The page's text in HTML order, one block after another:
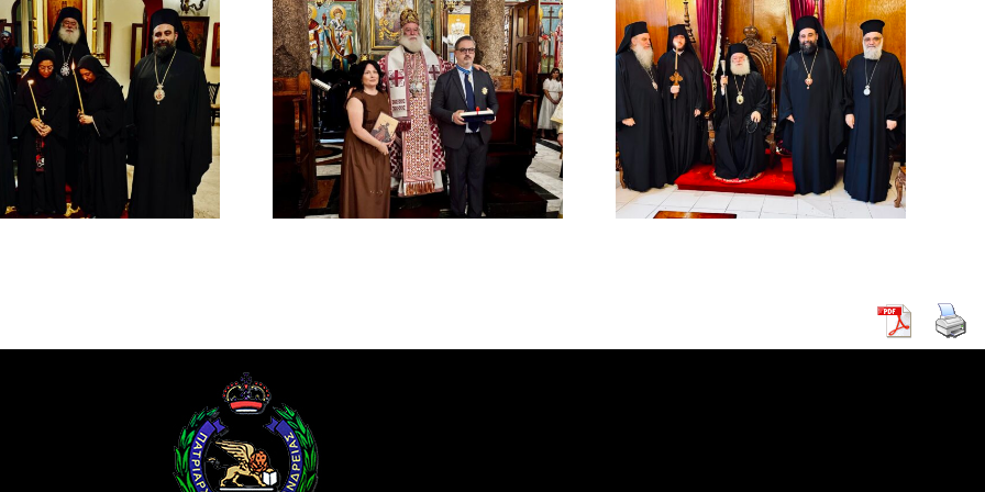
Νέος Αρχιμανδρίτης
και Πατριαρχική Τιμή
στον Γενικό Πρόξενο
Αλεξανδρείας
Νέος Μοναχός στο
Πατριαρχείο
Αλεξανδρείας